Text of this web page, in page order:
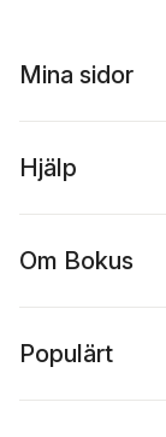
Mina sidor
Hjälp
Om Bokus
Populärt